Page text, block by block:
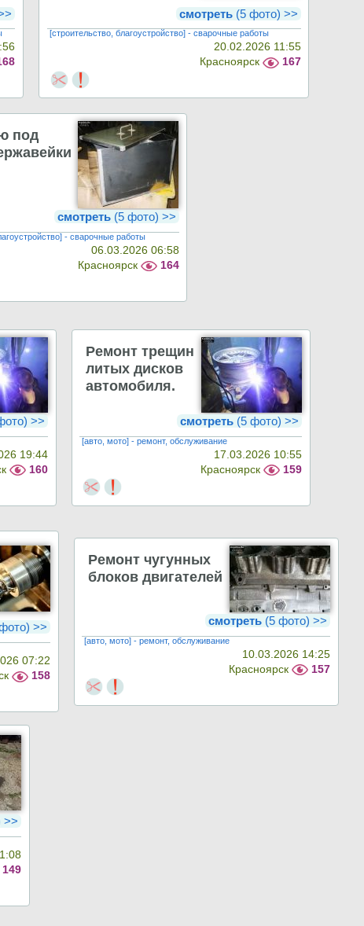
смотреть(5 фото) >>
[строительство, благоустройство] - сварочные работы
20.02.2026 11:55
Красноярск
167
под
смотреть(5 фото) >>
- сварочные работы
06.03.2026 06:58
Красноярск
164
>>
19:44
160
Ремонт трещин
литых дисков
автомобиля.
смотреть (5 фото) >>
[авто, мото] - ремонт, обслуживание
17.03.2026 10:55
Красноярск
159
>>
07:22
158
Ремонт чугунных
блоков двигателей
смотреть (5 фото) >>
[авто, мото] - ремонт, обслуживание
10.03.2026 14:25
Красноярск
157
>>
149